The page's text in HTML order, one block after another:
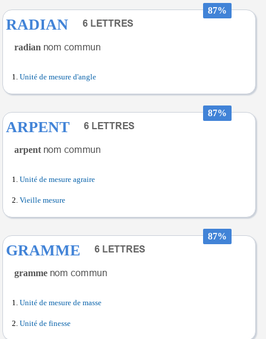
87%
RADIAN
radian
Unité de mesure d'angle
87%
ARPENT
arpent
Unité de mesure agraire
Vieille mesure
87%
GRAMME
gramme
Unité de mesure de masse
Unité de finesse